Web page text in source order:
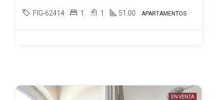
FIG-62414 1 1 51.00 APARTAMENTOS
EN VENTA